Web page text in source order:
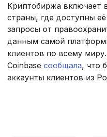
Криптобиржа включает
страны, где доступны
запросы от
данным самой
клиентов по всему
Coinbase сообщала, что
аккаунты клиентов из